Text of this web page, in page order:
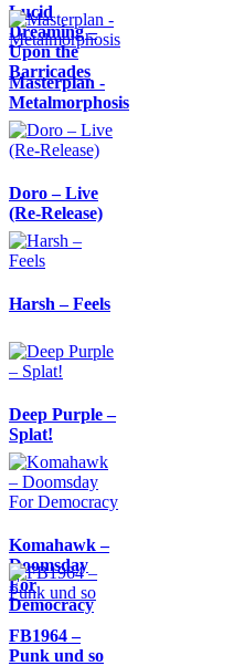
Lucid
Dreaming –
Upon the
Barricades
Masterplan -
Metalmorphosis
Doro – Live
(Re-Release)
Harsh – Feels
Deep Purple –
Splat!
Komahawk –
Doomsday
For
Democracy
FB1964 –
Punk und so